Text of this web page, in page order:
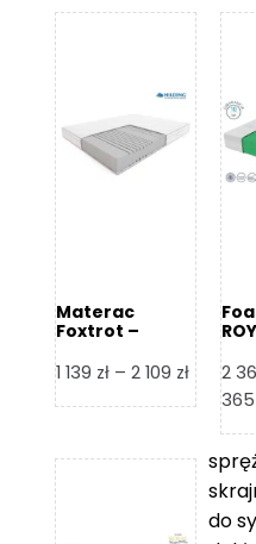
Materac
Foxtrot –
1 139 zł – 2 109 złZakres
cen:
1
139 zł
do
2
2
365
do